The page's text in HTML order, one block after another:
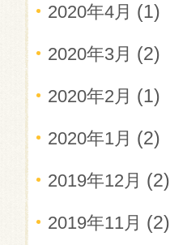
2020年4月 (1)
2020年3月 (2)
2020年2月 (1)
2020年1月 (2)
2019年12月 (2)
2019年11月 (2)